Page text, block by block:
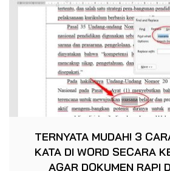
TERNYATA MUDAH! 3
KATA DI WORD SECARA
AGAR DOKUMEN RAPI